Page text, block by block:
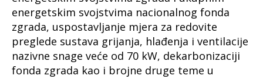
energetskim svojstvima nacionalnog fonda
zgrada, uspostavljanje mjera za redovite
preglede sustava grijanja, hlađenja i ventilacije
nazivne snage veće od 70 kW, dekarbonizaciji
fonda zgrada kao i brojne druge teme u